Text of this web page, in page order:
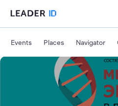
Events Places Navigator